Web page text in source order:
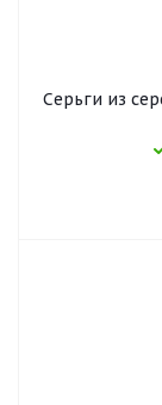
Серьги из